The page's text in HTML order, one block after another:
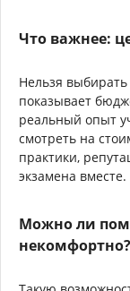
Что важнее:
Нельзя
показывает
реальный опыт
смотреть на
практики,
экзамена вместе.
Можно ли
некомфортно?